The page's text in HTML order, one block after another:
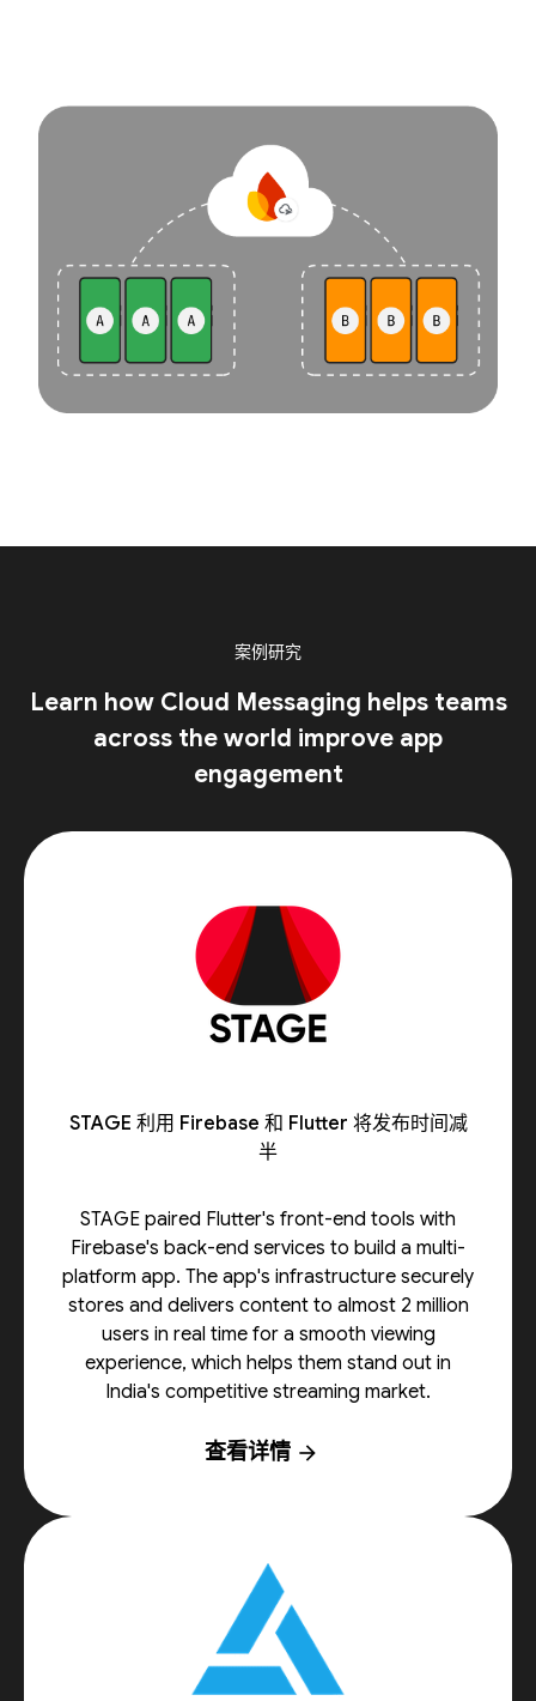
案例研究
Learn how Cloud Messaging helps teams
across the world improve app
engagement
STAGE 利用 Firebase 和 Flutter 将发布时间减
半
STAGE paired Flutter's front-end tools with
Firebase's back-end services to build a multi-
platform app. The app's infrastructure securely
stores and delivers content to almost 2 million
users in real time for a smooth viewing
experience, which helps them stand out in
India's competitive streaming market.
查看详情 arrow_forward